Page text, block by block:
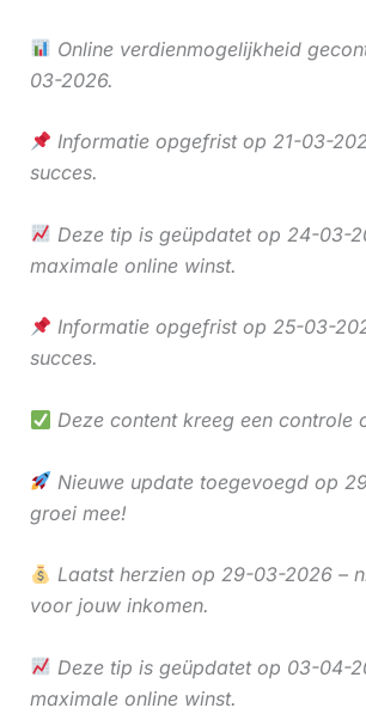
Online verdienmogelijkheid
03-2026.
Informatie opgefrist op 21-03-
succes.
Deze tip is geüpdatet op 24-03-
maximale online winst.
Informatie opgefrist op 25-03-
succes.
Deze content kreeg een controle
Nieuwe update toegevoegd op
groei mee!
Laatst herzien op 29-03-2026 –
voor jouw inkomen.
Deze tip is geüpdatet op 03-04-
maximale online winst.